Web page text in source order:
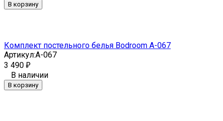
В корзину
Комплект постельного белья Bodroom A-067
Артикул:A-067
3 490 ₽
В наличии
В корзину